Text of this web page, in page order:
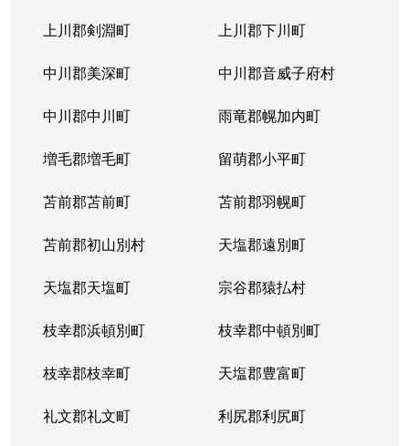
上川郡剣淵町 上川郡下川町
中川郡美深町 中川郡音威子府村
中川郡中川町 雨竜郡幌加内町
増毛郡増毛町 留萌郡小平町
苫前郡苫前町 苫前郡羽幌町
苫前郡初山別村 天塩郡遠別町
天塩郡天塩町 宗谷郡猿払村
枝幸郡浜頓別町 枝幸郡中頓別町
枝幸郡枝幸町 天塩郡豊富町
礼文郡礼文町 利尻郡利尻町